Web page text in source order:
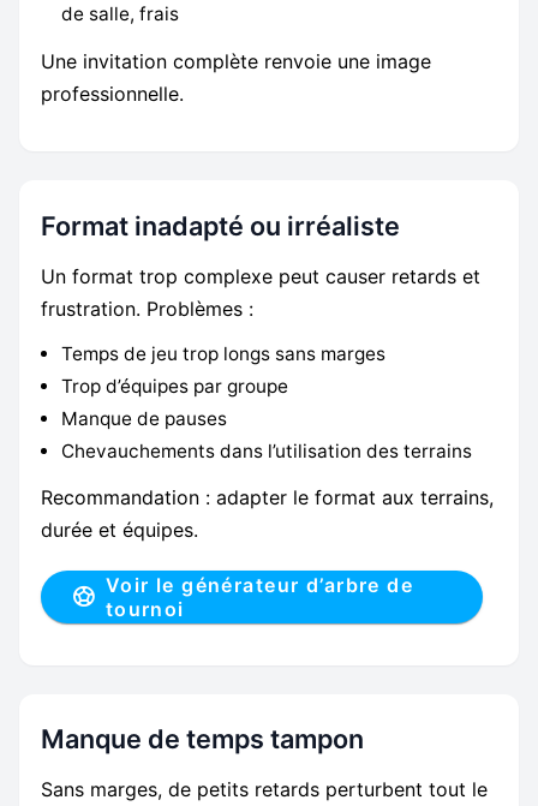
de salle, frais
Une invitation complète renvoie une image
professionnelle.
Format inadapté ou irréaliste
Un format trop complexe peut causer retards et
frustration. Problèmes :
Temps de jeu trop longs sans marges
Trop d’équipes par groupe
Manque de pauses
Chevauchements dans l’utilisation des terrains
Recommandation : adapter le format aux terrains,
durée et équipes.
Voir le générateur d’arbre de
tournoi
Manque de temps tampon
Sans marges, de petits retards perturbent tout le